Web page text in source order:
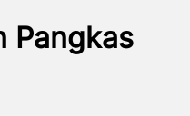
Pangkas